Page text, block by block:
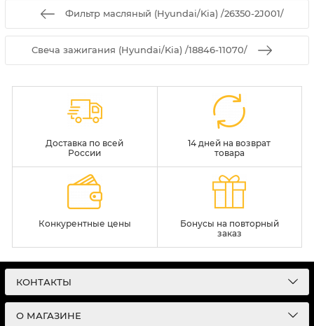
Фильтр масляный (Hyundai/Kia) /26350-2J001/
Свеча зажигания (Hyundai/Kia) /18846-11070/
Доставка по всей
России
14 дней на возврат
товара
Конкурентные цены
Бонусы на повторный
заказ
КОНТАКТЫ
О МАГАЗИНЕ